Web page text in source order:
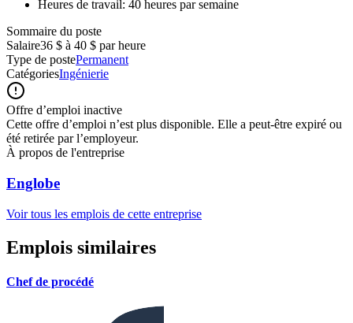
Heures de travail: 40 heures par semaine
Sommaire du poste
Salaire36 $ à 40 $ par heure
Type de postePermanent
CatégoriesIngénierie
Offre d’emploi inactive
Cette offre d’emploi n’est plus disponible. Elle a peut-être expiré ou
été retirée par l’employeur.
À propos de l'entreprise
Englobe
Voir tous les emplois de cette entreprise
Emplois similaires
Chef de procédé